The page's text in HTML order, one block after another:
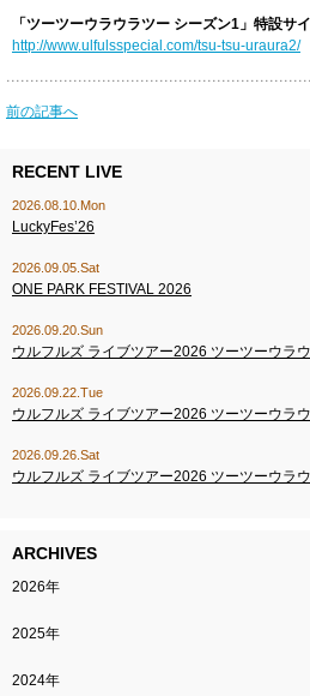
「ツーツーウラウラツー シーズン1」特設サ
http://www.ulfulsspecial.com/tsu-tsu-uraura2/
前の記事へ
RECENT LIVE
2026.08.10.Mon
LuckyFes’26
2026.09.05.Sat
ONE PARK FESTIVAL 2026
2026.09.20.Sun
ウルフルズ ライブツアー2026 ツーツーウラ
2026.09.22.Tue
ウルフルズ ライブツアー2026 ツーツーウラ
2026.09.26.Sat
ウルフルズ ライブツアー2026 ツーツーウラ
ARCHIVES
2026年
2025年
2024年